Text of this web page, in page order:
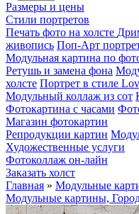
Размеры и цены
Стили портретов
Печать фото на холсте
живопись Поп-Арт
Модульная картина по
Ретушь и замена фона
холсте Портрет в стиле
Модульный коллаж из сот
Фотокартина с часами
Магазин фотокартин
Репродукции картин
Художественные услуги
Фотоколлаж он-лайн
Заказать холст
Главная » Модульные
Модульные картины,